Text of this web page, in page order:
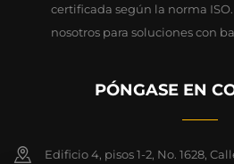
certificada según la norma
nosotros para soluciones con
PÓNGASE EN
Edificio 4, pisos 1-2, No. 1628,